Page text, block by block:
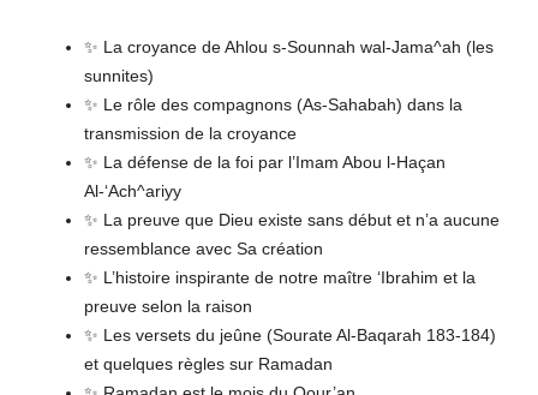
✨ La croyance de Ahlou s-Sounnah wal-Jama^ah (les
sunnites)
✨ Le rôle des compagnons (As-Sahabah) dans la
transmission de la croyance
✨ La défense de la foi par l’Imam Abou l-Haçan
Al-‘Ach^ariyy
✨ La preuve que Dieu existe sans début et n’a aucune
ressemblance avec Sa création
✨ L’histoire inspirante de notre maître ‘Ibrahim et la
preuve selon la raison
✨ Les versets du jeûne (Sourate Al-Baqarah 183-184)
et quelques règles sur Ramadan